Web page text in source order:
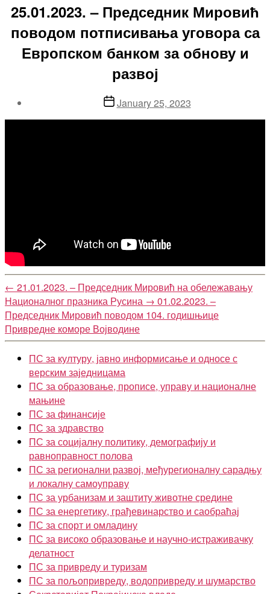
25.01.2023. – Председник Мировић
поводом потписивања уговора са
Европском банком за обнову и
развој
PostJanuary 25, 2023
← 21.01.2023. – Председник Мировић на обележавању
Националног празника Русина → 01.02.2023. –
Председник Мировић поводом 104. годишњице
Привредне коморе Војводине
ПС за културу, јавно информисање и односе с
верским заједницама
ПС за образовање, прописе, управу и националне
мањине
ПС за финансије
ПС за здравство
ПС за социјалну политику, демографију и
равноправност полова
ПС за регионални развој, међурегионалну сарадњу
и локалну самоуправу
ПС за урбанизам и заштиту животне средине
ПС за енергетику, грађевинарство и саобраћај
ПС за спорт и омладину
ПС за високо образовање и научно-истраживачку
делатност
ПС за привреду и туризам
ПС за пољопривреду, водопривреду и шумарство